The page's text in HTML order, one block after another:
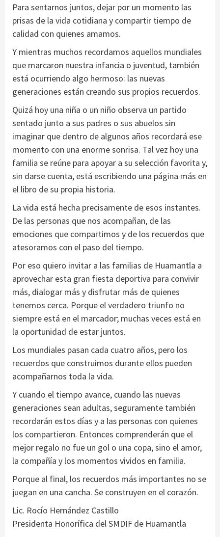
Para sentarnos juntos, dejar por un momento las
prisas de la vida cotidiana y compartir tiempo de
calidad con quienes amamos.
Y mientras muchos recordamos aquellos mundiales
que marcaron nuestra infancia o juventud, también
está ocurriendo algo hermoso: las nuevas
generaciones están creando sus propios recuerdos.
Quizá hoy una niña o un niño observa un partido
sentado junto a sus padres o sus abuelos sin
imaginar que dentro de algunos años recordará ese
momento con una enorme sonrisa. Tal vez hoy una
familia se reúne para apoyar a su selección favorita y,
sin darse cuenta, está escribiendo una página más en
el libro de su propia historia.
La vida está hecha precisamente de esos instantes.
De las personas que nos acompañan, de las
emociones que compartimos y de los recuerdos que
atesoramos con el paso del tiempo.
Por eso quiero invitar a las familias de Huamantla a
aprovechar esta gran fiesta deportiva para convivir
más, dialogar más y disfrutar más de quienes
tenemos cerca. Porque el verdadero triunfo no
siempre está en el marcador; muchas veces está en
la oportunidad de estar juntos.
Los mundiales pasan cada cuatro años, pero los
recuerdos que construimos durante ellos pueden
acompañarnos toda la vida.
Y cuando el tiempo avance, cuando las nuevas
generaciones sean adultas, seguramente también
recordarán estos días y a las personas con quienes
los compartieron. Entonces comprenderán que el
mejor regalo no fue un gol o una copa, sino el amor,
la compañía y los momentos vividos en familia.
Porque al final, los recuerdos más importantes no se
juegan en una cancha. Se construyen en el corazón.
Lic. Rocío Hernández Castillo
Presidenta Honorífica del SMDIF de Huamantla